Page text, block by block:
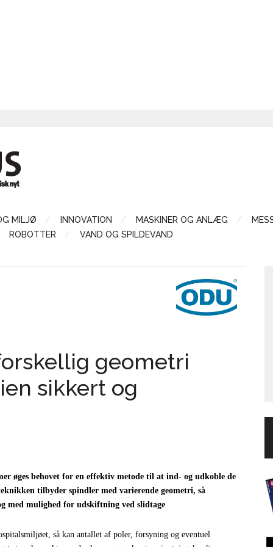
MILJØ INNOVATION MASKINER OG ANLÆG
ROBOTTER
VAND OG SPILDEVAND
geometri
sikkert og
øges behovet for en effektiv metode til at ind- og udkoble de
tilbyder spindler med varierende geometri, så
med mulighed for udskiftning ved slidtage
så kan antallet af poler, forsyning og eventuel